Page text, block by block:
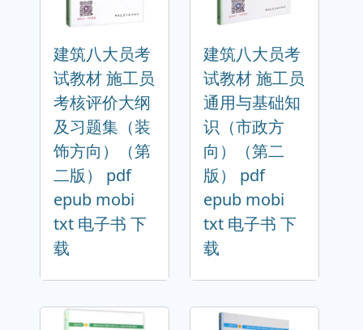
建筑八大员考
试教材 施工员
考核评价大纲
及习题集（装
饰方向）（第
二版） pdf
epub mobi
txt 电子书 下
载
建筑八大员考
试教材 施工员
通用与基础知
识（市政方
向）（第二
版） pdf
epub mobi
txt 电子书 下
载